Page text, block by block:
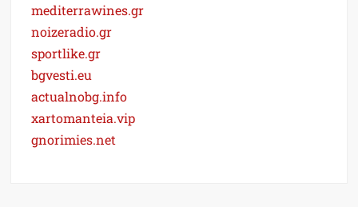
mediterrawines.gr
noizeradio.gr
sportlike.gr
bgvesti.eu
actualnobg.info
xartomanteia.vip
gnorimies.net